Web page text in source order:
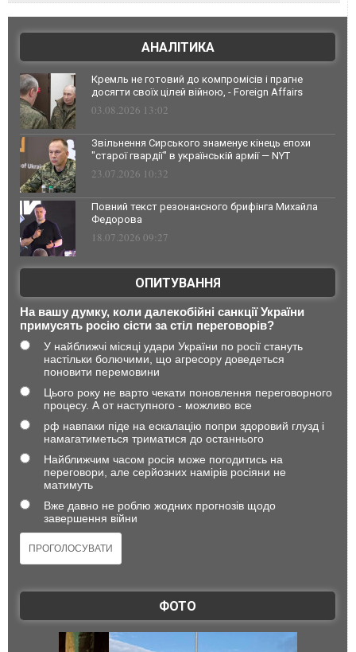
АНАЛІТИКА
Кремль не готовий до компромісів і прагне
досягти своїх цілей війною, - Foreign Affairs
03.08.2026 13:02
Звільнення Сирського знаменує кінець епохи
"старої гвардії" в українській армії — NYT
23.07.2026 10:32
Повний текст резонансного брифінга Михайла
Федорова
18.07.2026 09:27
ОПИТУВАННЯ
На вашу думку, коли далекобійні санкції України
примусять росію сісти за стіл переговорів?
У найближчі місяці удари України по росії стануть
настільки болючими, що агресору доведеться
поновити перемовини
Цього року не варто чекати поновлення переговорного
процесу. А от наступного - можливо все
рф навпаки піде на ескалацію попри здоровий глузд і
намагатиметься триматися до останнього
Найближчим часом росія може погодитись на
переговори, але серйозних намірів росіяни не
матимуть
Вже давно не роблю жодних прогнозів щодо
завершення війни
ФОТО